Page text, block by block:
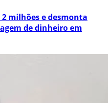
milhões e desmonta
de dinheiro em